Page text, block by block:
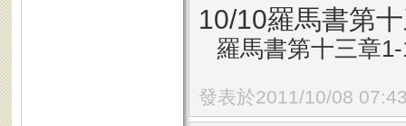
10/10羅馬書第
羅馬書第十三章
發表於2011/10/08